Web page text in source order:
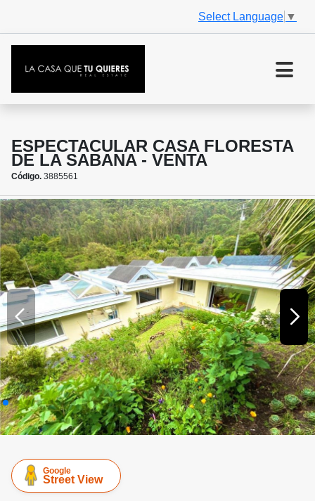
Select Language ▼
ESPECTACULAR CASA FLORESTA
DE LA SABANA - VENTA
Código. 3885561
Google
Street View